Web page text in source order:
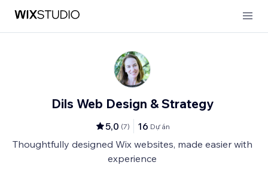
Dils Web Design & Strategy
5,0 (7) 16 Dự án
Thoughtfully designed Wix websites, made easier with
experience